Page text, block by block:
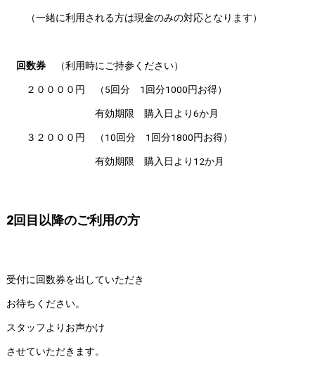
（一緒に利用される方は現金のみの対応となります）
回数券（利用時にご持参ください）
２００００円 （5回分 1回分1000円お得）
有効期限 購入日より6か月
３２０００円 （10回分 1回分1800円お得）
有効期限 購入日より12か月
2回目以降のご利用の方
受付に回数券を出していただき
お待ちください。
スタッフよりお声かけ
させていただきます。